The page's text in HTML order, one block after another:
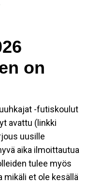
on
-futiskoulut
avattu (linkki
uusille
aika ilmoittautua
tulee myös
mikäli et ole kesällä